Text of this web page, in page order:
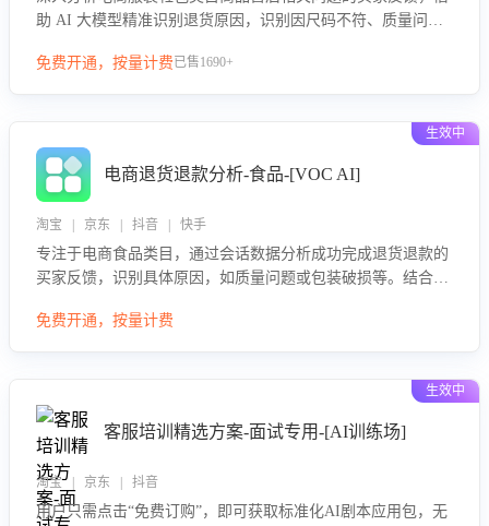
助 AI 大模型精准识别退货原因，识别因尺码不符、质量问题
商家优化产品或服务，实现销售额的显著提升。
免费开通，按量计费已售1690+
生效中
电商退货退款分析-食品-[VOC AI]
淘宝 | 京东 | 抖音 | 快手
专注于电商食品类目，通过会话数据分析成功完成退货退款的
买家反馈，识别具体原因，如质量问题或包装破损等。结合AI
低退款率，提升售后效率。
免费开通，按量计费
生效中
客服培训精选方案-面试专用-[AI训练场]
淘宝 | 京东 | 抖音
用户只需点击“免费订购”，即可获取标准化AI剧本应用包，无